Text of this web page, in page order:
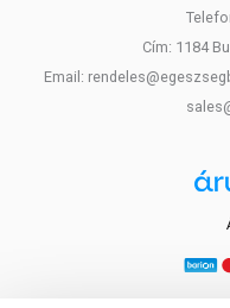
Cím: 1184
Email: